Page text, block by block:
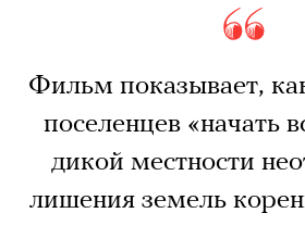
Фильм показывает,
поселенцев «начать
дикой местности
лишения земель